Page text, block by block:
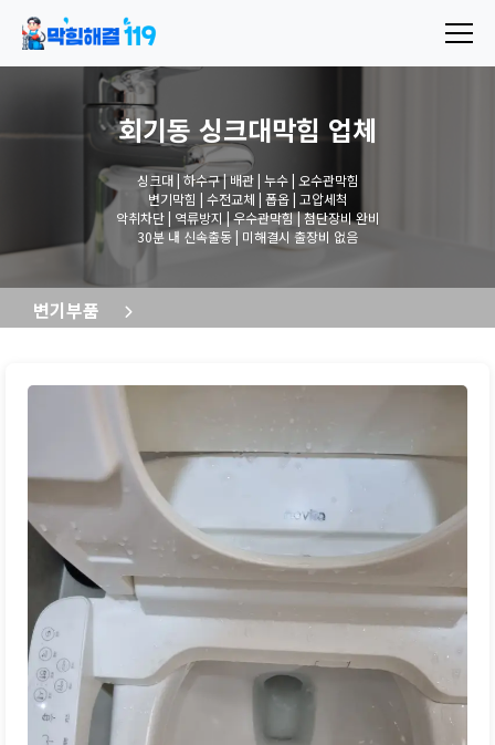
회기동 싱크대막힘 업체
싱크대 | 하수구 | 배관 | 누수 | 오수관막힘
변기막힘 | 수전교체 | 폽옵 | 고압세척
악취차단 | 역류방지 | 우수관막힘 | 첨단장비 완비
30분 내 신속출동 | 미해결시 출장비 없음
변기부품